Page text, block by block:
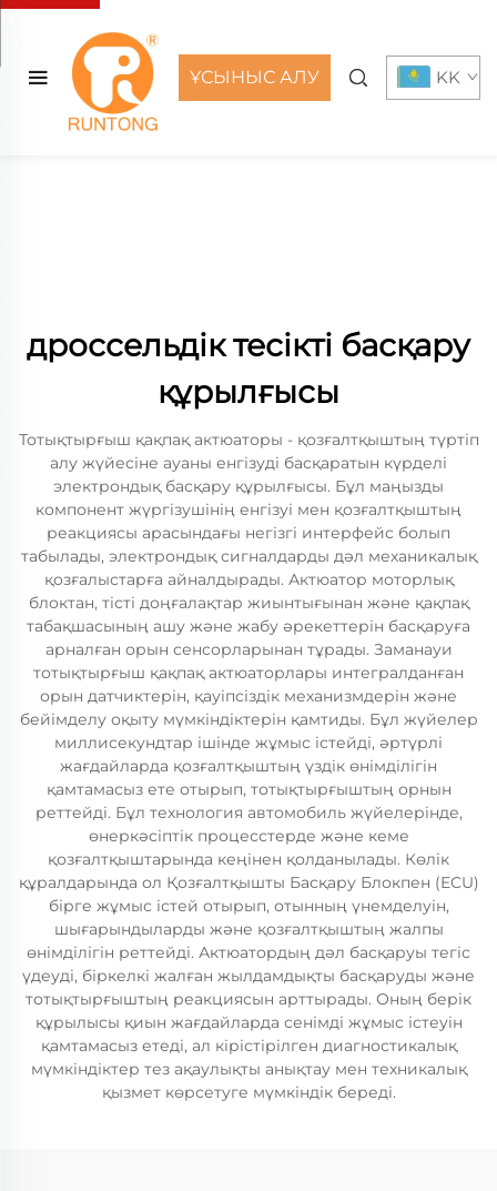
ҰСЫНЫС АЛУ KK
дроссельдік тесікті басқару
құрылғысы
Тотықтырғыш қақпақ актюаторы - қозғалтқыштың түртіп
алу жүйесіне ауаны енгізуді басқаратын күрделі
электрондық басқару құрылғысы. Бұл маңызды
компонент жүргізушінің енгізуі мен қозғалтқыштың
реакциясы арасындағы негізгі интерфейс болып
табылады, электрондық сигналдарды дәл механикалық
қозғалыстарға айналдырады. Актюатор моторлық
блоктан, тісті доңғалақтар жиынтығынан және қақпақ
табақшасының ашу және жабу әрекеттерін басқаруға
арналған орын сенсорларынан тұрады. Заманауи
тотықтырғыш қақпақ актюаторлары интегралданған
орын датчиктерін, қауіпсіздік механизмдерін және
бейімделу оқыту мүмкіндіктерін қамтиды. Бұл жүйелер
миллисекундтар ішінде жұмыс істейді, әртүрлі
жағдайларда қозғалтқыштың үздік өнімділігін
қамтамасыз ете отырып, тотықтырғыштың орнын
реттейді. Бұл технология автомобиль жүйелерінде,
өнеркәсіптік процесстерде және кеме
қозғалтқыштарында кеңінен қолданылады. Көлік
құралдарында ол Қозғалтқышты Басқару Блокпен (ECU)
бірге жұмыс істей отырып, отынның үнемделуін,
шығарындыларды және қозғалтқыштың жалпы
өнімділігін реттейді. Актюатордың дәл басқаруы тегіс
үдеуді, біркелкі жалған жылдамдықты басқаруды және
тотықтырғыштың реакциясын арттырады. Оның берік
құрылысы қиын жағдайларда сенімді жұмыс істеуін
қамтамасыз етеді, ал кірістірілген диагностикалық
мүмкіндіктер тез ақаулықты анықтау мен техникалық
қызмет көрсетуге мүмкіндік береді.